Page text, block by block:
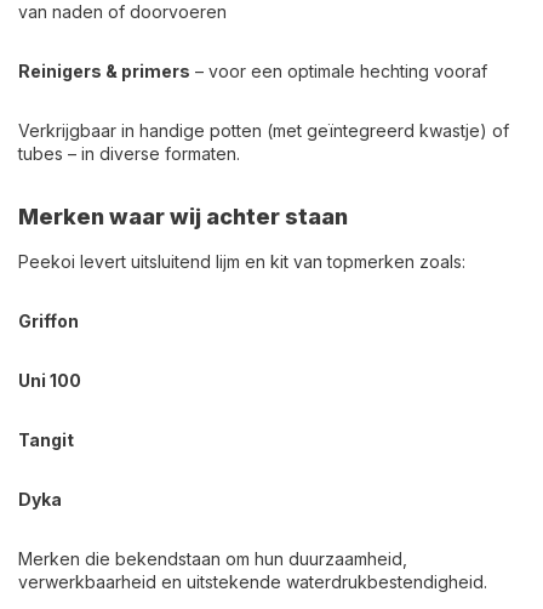
van naden of doorvoeren
Reinigers & primers – voor een optimale hechting vooraf
Verkrijgbaar in handige potten (met geïntegreerd kwastje) of
tubes – in diverse formaten.
Merken waar wij achter staan
Peekoi levert uitsluitend lijm en kit van topmerken zoals:
Griffon
Uni 100
Tangit
Dyka
Merken die bekendstaan om hun duurzaamheid,
verwerkbaarheid en uitstekende waterdrukbestendigheid.